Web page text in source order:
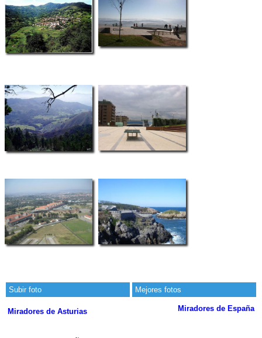
Subir foto Mejores fotos
Miradores de Asturias Miradores de España